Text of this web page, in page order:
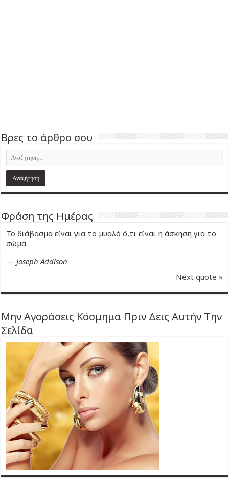
Βρες το άρθρο σου
Φράση της Ημέρας
Το διάβασμα είναι για το μυαλό ό,τι είναι η άσκηση για το
σώμα.
— Joseph Addison
Next quote »
Μην Αγοράσεις Κόσμημα Πριν Δεις Αυτήν Την
Σελίδα